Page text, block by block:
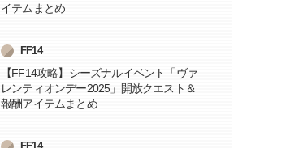
イテムまとめ
FF14
【FF14攻略】シーズナルイベント「ヴァ
レンティオンデー2025」開放クエスト＆
報酬アイテムまとめ